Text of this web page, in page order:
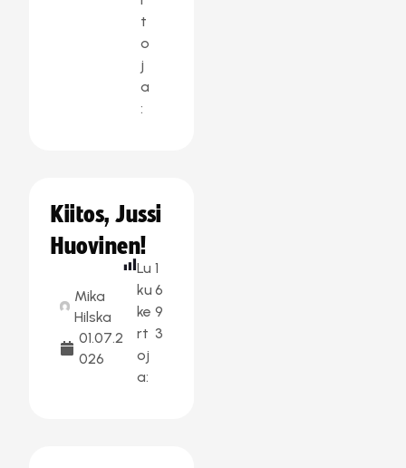
t
o
j
a
:
Kiitos, Jussi
Huovinen!
Mika
Hilska
01.07.2
026
Lu
ku
ke
rt
oj
a:
1
6
9
3